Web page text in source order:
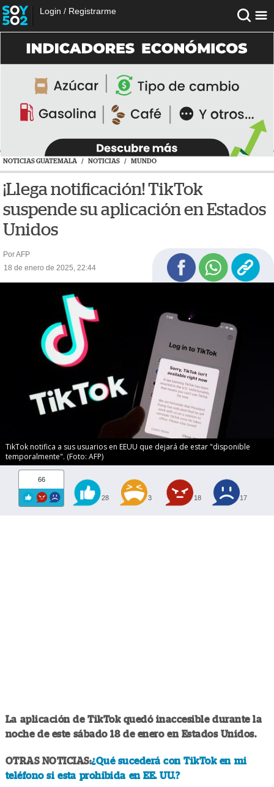
Login / Registrarme
NOTICIAS GUATEMALA / NOTICIAS / MUNDO
¡Llega notificación! TikTok
suspende su aplicación en Estados
Unidos
Por AFP
18 de enero de 2025, 22:44
TikTok notifica a sus usuarios en EEUU que dejará de estar "disponible
temporalmente". (Foto: AFP)
66
28 3 18 17
La aplicación de TikTok quedó inaccesible durante la
noche de este sábado 18 de enero en Estados Unidos.
OTRAS NOTICIAS:¿Qué sucederá con TikTok en mi
teléfono si esta prohibida en EE. UU.?